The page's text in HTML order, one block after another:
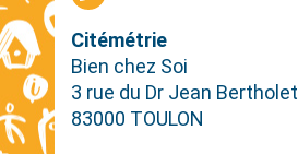
Citémétrie
Bien chez Soi
3 rue du Dr Jean Bertholet
83000 TOULON